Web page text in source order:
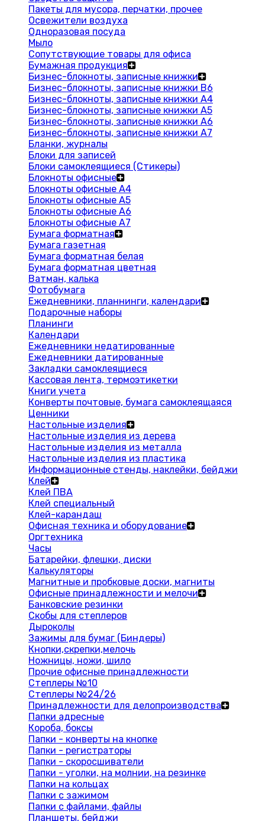
Пакеты для мусора, перчатки, прочее
Освежители воздуха
Одноразовая посуда
Мыло
Сопутствующие товары для офиса
Бумажная продукция
Бизнес-блокноты, записные книжки
Бизнес-блокноты, записные книжки В6
Бизнес-блокноты, записные книжки A4
Бизнес-блокноты, записные книжки А5
Бизнес-блокноты, записные книжки А6
Бизнес-блокноты, записные книжки А7
Бланки, журналы
Блоки для записей
Блоки самоклеящиеся (Стикеры)
Блокноты офисные
Блокноты офисные A4
Блокноты офисные A5
Блокноты офисные A6
Блокноты офисные A7
Бумага форматная
Бумага газетная
Бумага форматная белая
Бумага форматная цветная
Ватман, калька
Фотобумага
Ежедневники, планнинги, календари
Подарочные наборы
Планинги
Календари
Ежедневники недатированные
Ежедневники датированные
Закладки самоклеящиеся
Кассовая лента, термоэтикетки
Книги учета
Конверты почтовые, бумага самоклеящаяся
Ценники
Настольные изделия
Настольные изделия из дерева
Настольные изделия из металла
Настольные изделия из пластика
Информационные стенды, наклейки, бейджи
Клей
Клей ПВА
Клей специальный
Клей-карандаш
Офисная техника и оборудование
Оргтехника
Часы
Батарейки, флешки, диски
Калькуляторы
Магнитные и пробковые доски, магниты
Офисные принадлежности и мелочи
Банковские резинки
Скобы для степлеров
Дыроколы
Зажимы для бумаг (Биндеры)
Кнопки,скрепки,мелочь
Ножницы, ножи, шило
Прочие офисные принадлежности
Степлеры №10
Степлеры №24/26
Принадлежности для делопроизводства
Папки адресные
Короба, боксы
Папки - конверты на кнопке
Папки - регистраторы
Папки - скоросшиватели
Папки - уголки, на молнии, на резинке
Папки на кольцах
Папки с зажимом
Папки с файлами, файлы
Планшеты, бейджи